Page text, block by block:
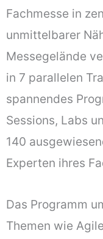
Fachmesse in
unmittelbarer
Messegelände
in 7 parallelen
spannendes
Sessions, Labs
140
Experten ihres
Das Programm
Themen wie